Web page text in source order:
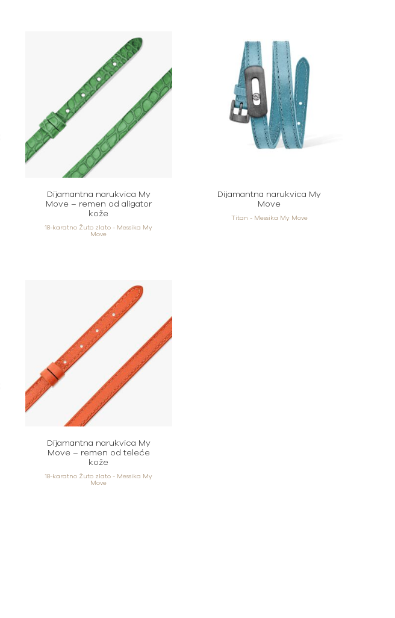
Dijamantna narukvica My
Move – remen od aligator
kože
18-karatno Žuto zlato - Messika My
Move
Dijamantna narukvica My
Move
Titan - Messika My Move
Dijamantna narukvica My
Move – remen od teleće
kože
18-karatno Žuto zlato - Messika My
Move